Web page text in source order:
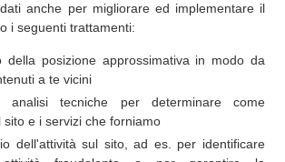
anche per migliorare ed implementare il
i seguenti trattamenti:
della posizione approssimativa in modo da
a te vicini
analisi tecniche per determinare come
sito e i servizi che forniamo
dell'attività sul sito, ad es. per identificare